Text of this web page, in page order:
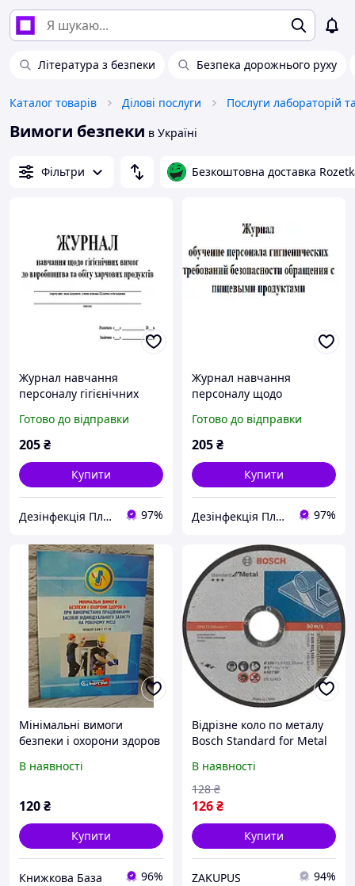
Література з безпеки Безпека дорожнього руху
Каталог товарів Ділові послуги
Вимоги безпеки в Україні
Фільтри Безкоштовна доставка
Журнал навчання
персоналу гігієнічних
поводження з харчовими
продуктами 20 аркушів
Готово до відправки
205₴
Купити
Дезінфекція Плюс 97%
Журнал навчання
персоналу щодо
поводження з харчовими
продуктами, 20 аркушів
Готово до відправки
205₴
Купити
Дезінфекція Плюс 97%
Мінімальні вимоги
безпеки і охорони здоров
працівниками засобів
на робочому місці : НПА
В наявності
120₴
Купити
Книжкова База 96%
Відрізне коло по металу
Bosch Standard for Metal
відповідає вимогам
безпеки EN 12413 FEPA та
oSa
В наявності
126₴
128 ₴
Купити
ZAKUPUS 94%